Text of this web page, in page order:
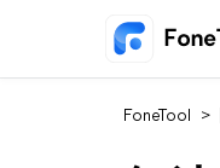
FoneTool >